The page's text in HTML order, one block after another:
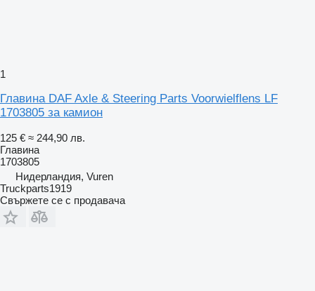
1
Главина DAF Axle & Steering Parts Voorwielflens LF
1703805 за камион
125 € ≈ 244,90 лв.
Главина
1703805
Нидерландия, Vuren
Truckparts1919
Свържете се с продавача